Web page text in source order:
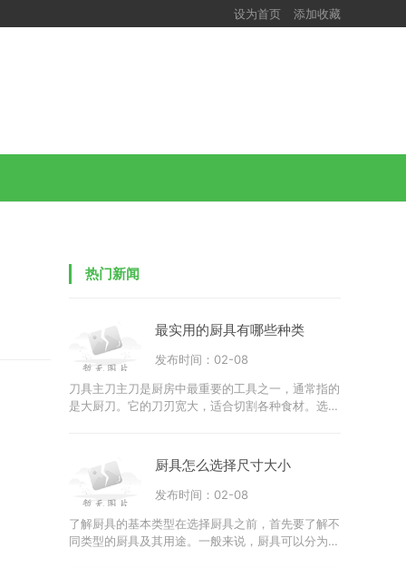
设为首页 添加收藏
热门新闻
最实用的厨具有哪些种类
发布时间：02-08
刀具主刀主刀是厨房中最重要的工具之一，通常指的
是大厨刀。它的刀刃宽大，适合切割各种食材。选择
厨具怎么选择尺寸大小
发布时间：02-08
了解厨具的基本类型在选择厨具之前，首先要了解不
同类型的厨具及其用途。一般来说，厨具可以分为以